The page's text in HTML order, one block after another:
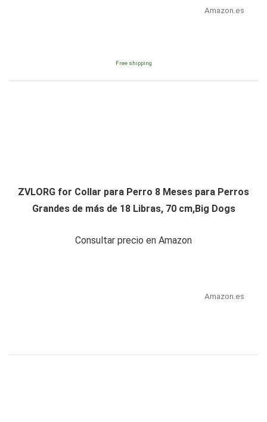
Amazon.es
Free shipping
ZVLORG for Collar para Perro 8 Meses para Perros
Grandes de más de 18 Libras, 70 cm,Big Dogs
Consultar precio en Amazon
Amazon.es